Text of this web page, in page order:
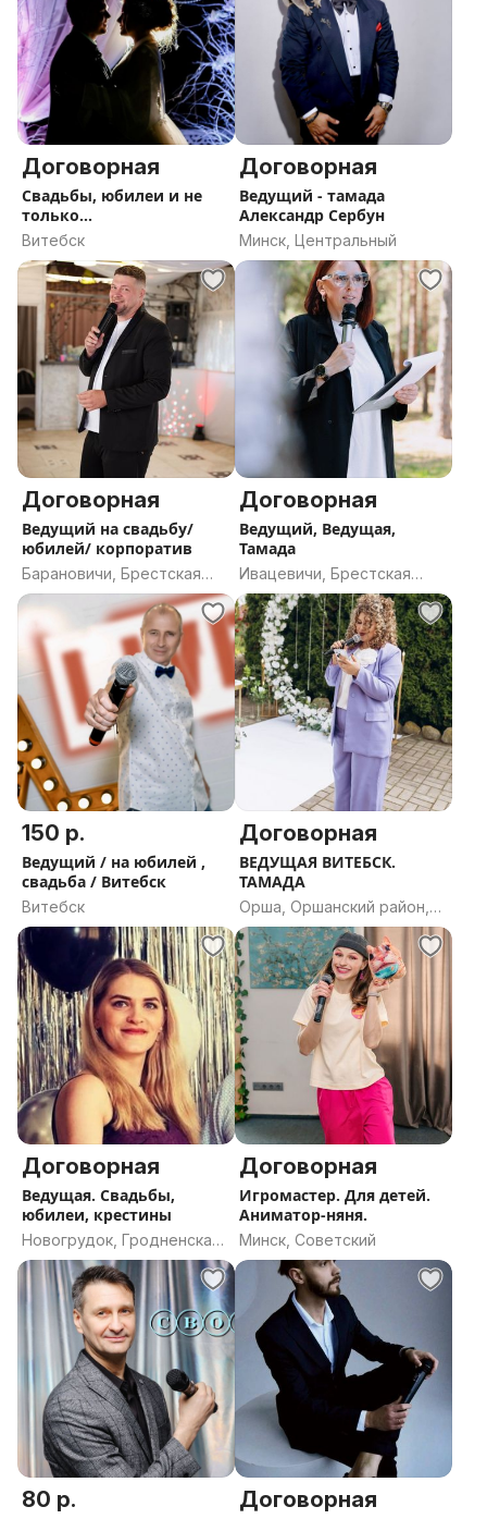
Договорная
Свадьбы, юбилеи и не
только...
Витебск
Договорная
Ведущий - тамада
Александр Сербун
Минск, Центральный
Договорная
Ведущий на свадьбу/
юбилей/ корпоратив
Барановичи, Брестская
область
Договорная
Ведущий, Ведущая,
Тамада
Ивацевичи, Брестская
область
150 р.
Ведущий / на юбилей ,
свадьба / Витебск
Витебск
Договорная
ВЕДУЩАЯ ВИТЕБСК.
ТАМАДА
Орша, Оршанский район,
Витебская область
Договорная
Ведущая. Свадьбы,
юбилеи, крестины
Новогрудок, Гродненская
область
Договорная
Игромастер. Для детей.
Аниматор-няня.
Минск, Советский
80 р. Договорная